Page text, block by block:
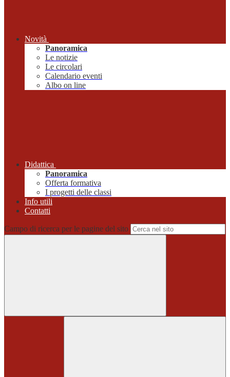
Novità
Panoramica
Le notizie
Le circolari
Calendario eventi
Albo on line
Didattica
Panoramica
Offerta formativa
I progetti delle classi
Info utili
Contatti
Campo di ricerca per le pagine del sito